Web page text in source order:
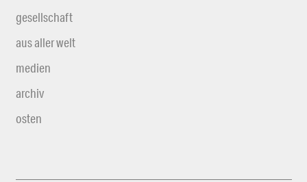
gesellschaft
aus aller welt
medien
archiv
osten